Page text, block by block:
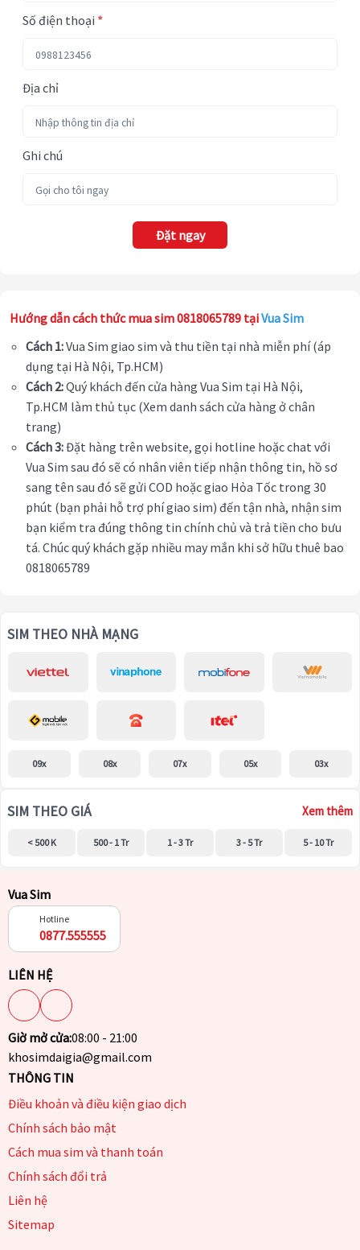
Số điện thoại *
Địa chỉ
Ghi chú
Đặt ngay
Hướng dẫn cách thức mua sim 0818065789 tạiVua Sim
Cách 1:Vua Sim giao sim và thu tiền tại nhà miễn phí (áp
dụng tại Hà Nội, Tp.HCM)
Cách 2:Quý khách đến cửa hàng Vua Sim tại Hà Nội,
Tp.HCM làm thủ tục (Xem danh sách cửa hàng ở chân
trang)
Cách 3:Đặt hàng trên website, gọi hotline hoặc chat với
Vua Sim sau đó sẽ có nhân viên tiếp nhận thông tin, hồ sơ
sang tên sau đó sẽ gửi COD hoặc giao Hỏa Tốc trong 30
phút (bạn phải hỗ trợ phí giao sim) đến tận nhà, nhận sim
bạn kiểm tra đúng thông tin chính chủ và trả tiền cho bưu
tá. Chúc quý khách gặp nhiều may mắn khi sở hữu thuê bao
0818065789
SIM THEO NHÀ MẠNG
09x 08x 07x 05x 03x
SIM THEO GIÁ Xem thêm
< 500 K 500 - 1 Tr 1 - 3 Tr 3 - 5 Tr 5 - 10 Tr
Vua Sim
Hotline
0877.555555
LIÊN HỆ
Giờ mở cửa:08:00 - 21:00
khosimdaigia@gmail.com
THÔNG TIN
Điều khoản và điều kiện giao dịch
Chính sách bảo mật
Cách mua sim và thanh toán
Chính sách đổi trả
Liên hệ
Sitemap